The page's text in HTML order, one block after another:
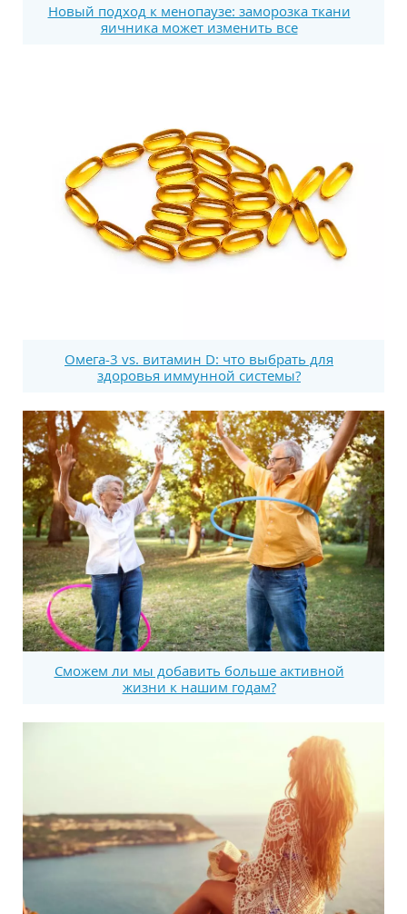
Новый подход к менопаузе: заморозка ткани
яичника может изменить все
Омега-3 vs. витамин D: что выбрать для
здоровья иммунной системы?
Сможем ли мы добавить больше активной
жизни к нашим годам?